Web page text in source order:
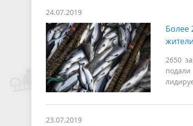
24.07.2019
Более
2650
23.07.2019